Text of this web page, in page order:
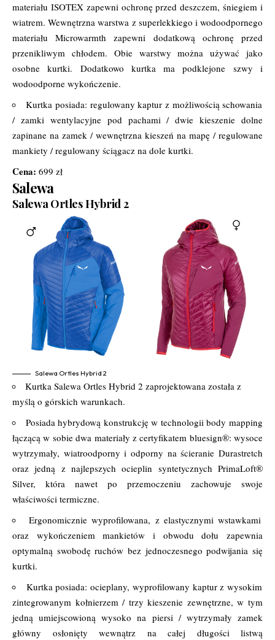
materiału ISOTEX zapewni ochronę przed deszczem, śniegiem i
wiatrem. Wewnętrzna warstwa z superlekkiego i wodoodpornego
materiału Microwarmth zapewni dodatkową ochronę przed
przenikliwym chłodem. Obie warstwy można używać jako
osobne kurtki. Dodatkowo kurtka ma podklejone szwy i
wodoodporne wykończenie.
Kurtka posiada: regulowany kaptur z możliwością schowania
/ zamki wentylacyjne pod pachami / dwie kieszenie dolne
zapinane na zamek / wewnętrzna kieszeń na mapę / regulowane
mankiety / regulowany ściągacz na dole kurtki.
Cena: 699 zł
Salewa
Salewa Ortles Hybrid 2
Salewa Ortles Hybrid 2
Kurtka Salewa Ortles Hybrid 2 zaprojektowana została z
myślą o górskich warunkach.
Posiada hybrydową konstrukcję w technologii body mapping
łączącą w sobie dwa materiały z certyfikatem bluesign®: wysoce
wytrzymały, wiatroodporny i odporny na ścieranie Durastretch
oraz jedną z najlepszych ocieplin syntetycznych PrimaLoft®
Silver, która nawet po przemoczeniu zachowuje swoje
właściwości termiczne.
Ergonomicznie wyprofilowana, z elastycznymi wstawkami
oraz wykończeniem mankietów i obwodu dołu zapewnia
optymalną swobodę ruchów bez jednoczesnego podwijania się
kurtki.
Kurtka posiada: ocieplany, wyprofilowany kaptur z wysokim
zintegrowanym kołnierzem / trzy kieszenie zewnętrzne, w tym
jedną umiejscowioną wysoko na piersi / wytrzymały zamek
główny osłonięty wewnątrz na całej długości listwą